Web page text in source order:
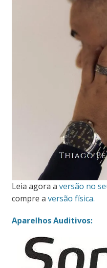
Leia agora a versão no
compre a versão física.
Aparelhos Auditivos: